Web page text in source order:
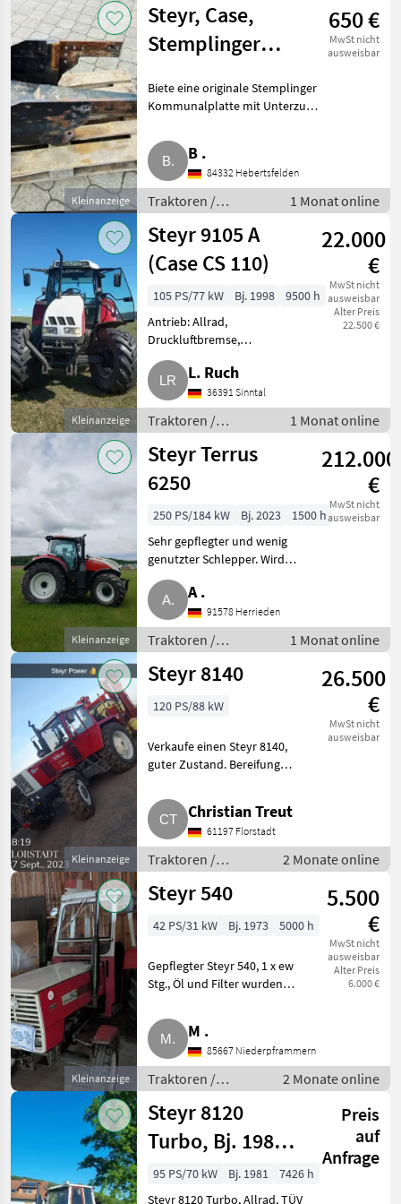
Kleinanzeige
Steyr, Case,
Stemplinger
650 €
MwSt nicht
ausweisbar
Biete eine originale Stemplinger
Kommunalplatte mit Unterzug
9078, 9086, 9094, M 9080, M
9090, MT 9085, MT 9095, MT
9105 sowie für alle
B .
84332 Hebertsfelden
Traktoren /
Standard Traktoren
1 Monat online
Kleinanzeige
Steyr 9105 A
(Case CS 110)
22.000
€
MwSt nicht
ausweisbar
Alter Preis
22.500 €
105 PS/77 kW Bj. 1998
9500 h
Antrieb: Allrad,
Druckluftbremse,
Fronthydraulik, Plattform:
Kabine, Getriebeart
Landmaschine:
Lastschaltgetriebe, EHR,
Luftsitz, druckloser Rücklauf,
Zapfwellendrehzahl: 54
L. Ruch
36391 Sinntal
Traktoren /
Standard Traktoren
1 Monat online
Kleinanzeige
Steyr Terrus
6250
212.000
€
MwSt nicht
ausweisbar
250 PS/184 kW Bj. 2023
1500 h
Sehr gepflegter und wenig
genutzter Schlepper. Wird
mangels Auslastung verkauft.
Sehr viel Ausstattung,
Lenksystem, Frontzapfwelle
nachgerüstet, uvm. Traktoren
Stand
A .
91578 Herrieden
Traktoren /
Standard Traktoren
1 Monat online
Kleinanzeige
Steyr 8140
26.500
€
MwSt nicht
ausweisbar
120 PS/88 kW
Verkaufe einen Steyr 8140,
guter Zustand. Bereifung
1.000/540er Zapfwelle,
Fronthydraulik. Traktoren
Standard Traktoren
Christian Treut
61197 Florstadt
Traktoren /
Standard
Traktoren
2 Monate online
Kleinanzeige
Steyr 540
5.500
€
MwSt nicht
ausweisbar
Alter Preis
6.000 €
42 PS/31 kW Bj. 1973 5000 h
Gepflegter Steyr 540, 1 x ew
Stg., Öl und Filter wurden
Seitenplanen sind vorhanden
sowie der originale Kindersitz,
sofort einsetzbar, Pr
M .
85667 Niederpframmern
Traktoren /
Standard
Traktoren
2 Monate online
Steyr 8120
Turbo, Bj. 1981,
TÜV bis 04/27
Preis
auf
Anfrage
95 PS/70 kW Bj. 1981
7426 h
Steyr 8120 Turbo, Allrad, TÜV